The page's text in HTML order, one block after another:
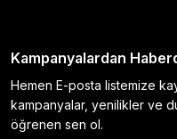
Kampanyalardan
Hemen E-posta listemize
kampanyalar, yenilikler ve
öğrenen sen ol.